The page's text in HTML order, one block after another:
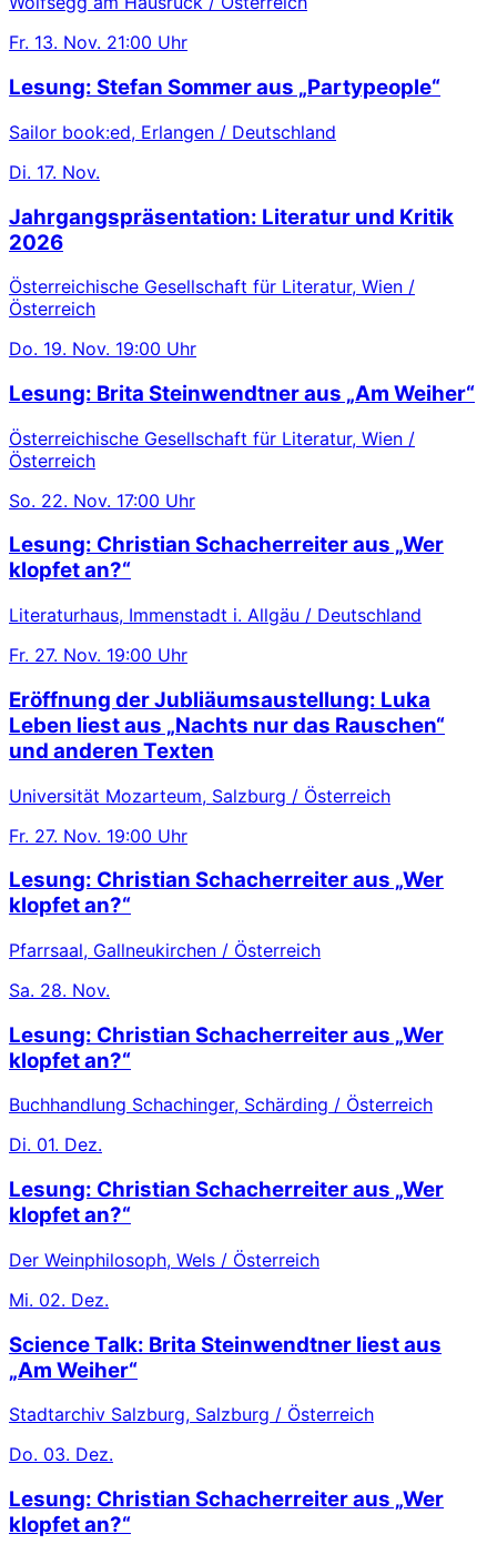
Fr. 13. Nov. 21:00 Uhr
Lesung: Stefan Sommer aus „Partypeople“
Sailor book:ed, Erlangen / Deutschland
Di. 17. Nov.
Jahrgangspräsentation: Literatur und Kritik
2026
Österreichische Gesellschaft für Literatur, Wien /
Österreich
Do. 19. Nov. 19:00 Uhr
Lesung: Brita Steinwendtner aus „Am Weiher“
Österreichische Gesellschaft für Literatur, Wien /
Österreich
So. 22. Nov. 17:00 Uhr
Lesung: Christian Schacherreiter aus „Wer
klopfet an?“
Literaturhaus, Immenstadt i. Allgäu / Deutschland
Fr. 27. Nov. 19:00 Uhr
Eröffnung der Jubliäumsaustellung: Luka
Leben liest aus „Nachts nur das Rauschen“
und anderen Texten
Universität Mozarteum, Salzburg / Österreich
Fr. 27. Nov. 19:00 Uhr
Lesung: Christian Schacherreiter aus „Wer
klopfet an?“
Pfarrsaal, Gallneukirchen / Österreich
Sa. 28. Nov.
Lesung: Christian Schacherreiter aus „Wer
klopfet an?“
Buchhandlung Schachinger, Schärding / Österreich
Di. 01. Dez.
Lesung: Christian Schacherreiter aus „Wer
klopfet an?“
Der Weinphilosoph, Wels / Österreich
Mi. 02. Dez.
Science Talk: Brita Steinwendtner liest aus
„Am Weiher“
Stadtarchiv Salzburg, Salzburg / Österreich
Do. 03. Dez.
Lesung: Christian Schacherreiter aus „Wer
klopfet an?“